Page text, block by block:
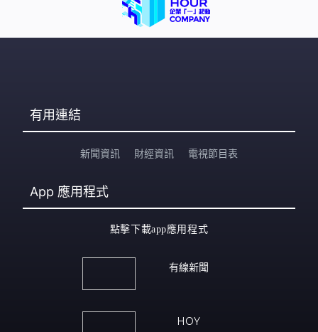
有用連結
新聞資訊 財經資訊 電視節目表
App 應用程式
點擊下載app應用程式
有線新聞
HOY